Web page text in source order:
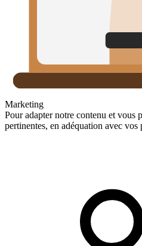
Marketing
Pour adapter notre contenu et vous
pertinentes, en adéquation avec vos